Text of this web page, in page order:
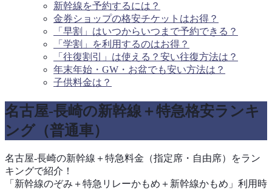
新幹線を予約するには？
金券ショップの格安チケットはお得？
「早割」はいつからいつまで予約できる？
「学割」を利用するのはお得？
「往復割引」は使える？安い往復方法は？
年末年始・GW・お盆でも安い方法は？
子供料金は？
名古屋-長崎の新幹線＋特急格安ランキ
ング（普通車）
名古屋-長崎の新幹線＋特急料金（指定席・自由席）をラン
キングで紹介！
「新幹線のぞみ＋特急リレーかもめ＋新幹線かもめ」利用時